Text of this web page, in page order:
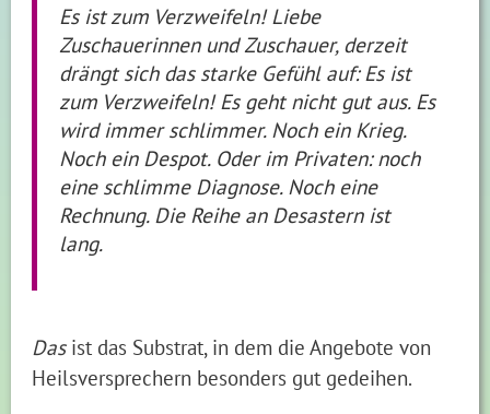
Es ist zum Verzweifeln! Liebe
Zuschauerinnen und Zuschauer, derzeit
drängt sich das starke Gefühl auf: Es ist
zum Verzweifeln! Es geht nicht gut aus. Es
wird immer schlimmer. Noch ein Krieg.
Noch ein Despot. Oder im Privaten: noch
eine schlimme Diagnose. Noch eine
Rechnung. Die Reihe an Desastern ist
lang.
Dasist das Substrat, in dem die Angebote von
Heilsversprechern besonders gut gedeihen.